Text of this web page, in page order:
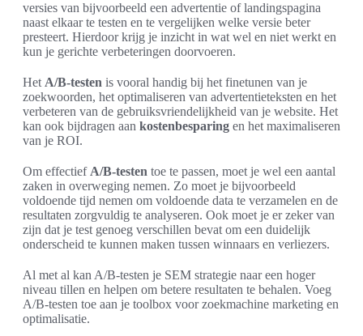
versies van bijvoorbeeld een advertentie of landingspagina
naast elkaar te testen en te vergelijken welke versie beter
presteert. Hierdoor krijg je inzicht in wat wel en niet werkt en
kun je gerichte verbeteringen doorvoeren.
Het A/B-testen is vooral handig bij het finetunen van je
zoekwoorden, het optimaliseren van advertentieteksten en het
verbeteren van de gebruiksvriendelijkheid van je website. Het
kan ook bijdragen aan kostenbesparing en het maximaliseren
van je ROI.
Om effectief A/B-testen toe te passen, moet je wel een aantal
zaken in overweging nemen. Zo moet je bijvoorbeeld
voldoende tijd nemen om voldoende data te verzamelen en de
resultaten zorgvuldig te analyseren. Ook moet je er zeker van
zijn dat je test genoeg verschillen bevat om een duidelijk
onderscheid te kunnen maken tussen winnaars en verliezers.
Al met al kan A/B-testen je SEM strategie naar een hoger
niveau tillen en helpen om betere resultaten te behalen. Voeg
A/B-testen toe aan je toolbox voor zoekmachine marketing en
optimalisatie.